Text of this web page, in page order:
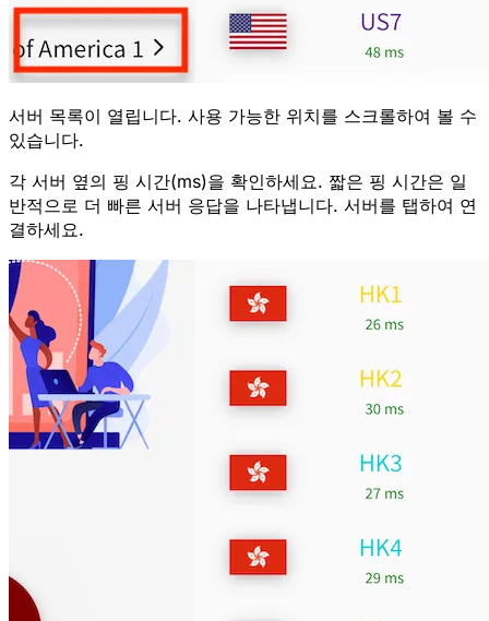
서버 목록이 열립니다. 사용 가능한 위치를 스크롤하여 볼 수
있습니다.
각 서버 옆의 핑 시간(ms)을 확인하세요. 짧은 핑 시간은 일
반적으로 더 빠른 서버 응답을 나타냅니다. 서버를 탭하여 연
결하세요.